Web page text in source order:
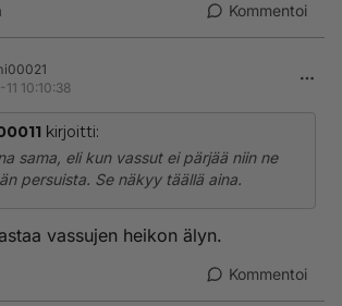
Kommentoi
10:10:38
kirjoitti:
sama, eli kun vassut ei pärjää niin ne
persuista. Se näkyy täällä aina.
vassujen heikon älyn.
Kommentoi